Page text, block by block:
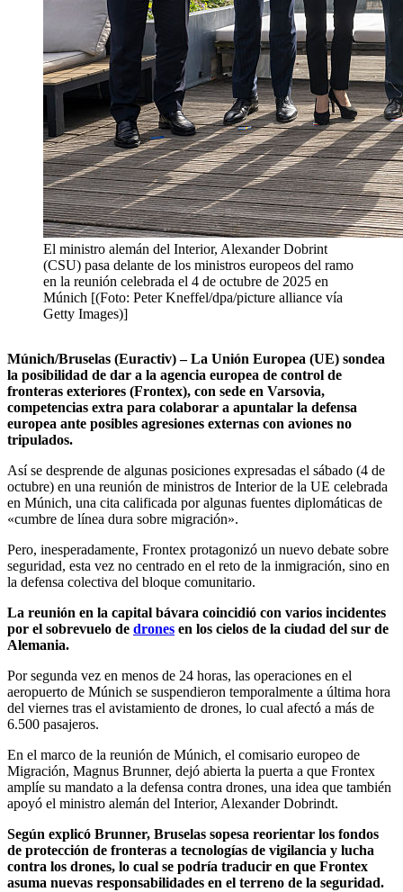
El ministro alemán del Interior, Alexander Dobrint
(CSU) pasa delante de los ministros europeos del ramo
en la reunión celebrada el 4 de octubre de 2025 en
Múnich [(Foto: Peter Kneffel/dpa/picture alliance vía
Getty Images)]
Múnich/Bruselas (Euractiv) – La Unión Europea (UE) sondea
la posibilidad de dar a la agencia europea de control de
fronteras exteriores (Frontex), con sede en Varsovia,
competencias extra para colaborar a apuntalar la defensa
europea ante posibles agresiones externas con aviones no
tripulados.
Así se desprende de algunas posiciones expresadas el sábado (4 de
octubre) en una reunión de ministros de Interior de la UE celebrada
en Múnich, una cita calificada por algunas fuentes diplomáticas de
«cumbre de línea dura sobre migración».
Pero, inesperadamente, Frontex protagonizó un nuevo debate sobre
seguridad, esta vez no centrado en el reto de la inmigración, sino en
la defensa colectiva del bloque comunitario.
La reunión en la capital bávara coincidió con varios incidentes
por el sobrevuelo de drones en los cielos de la ciudad del sur de
Alemania.
Por segunda vez en menos de 24 horas, las operaciones en el
aeropuerto de Múnich se suspendieron temporalmente a última hora
del viernes tras el avistamiento de drones, lo cual afectó a más de
6.500 pasajeros.
En el marco de la reunión de Múnich, el comisario europeo de
Migración, Magnus Brunner, dejó abierta la puerta a que Frontex
amplíe su mandato a la defensa contra drones, una idea que también
apoyó el ministro alemán del Interior, Alexander Dobrindt.
Según explicó Brunner, Bruselas sopesa reorientar los fondos
de protección de fronteras a tecnologías de vigilancia y lucha
contra los drones, lo cual se podría traducir en que Frontex
asuma nuevas responsabilidades en el terreno de la seguridad.